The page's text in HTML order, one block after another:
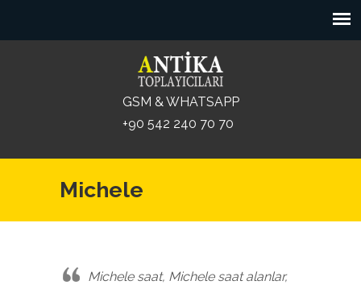
GSM & WHATSAPP
+90 542 240 70 70
Michele
Michele saat, Michele saat alanlar,